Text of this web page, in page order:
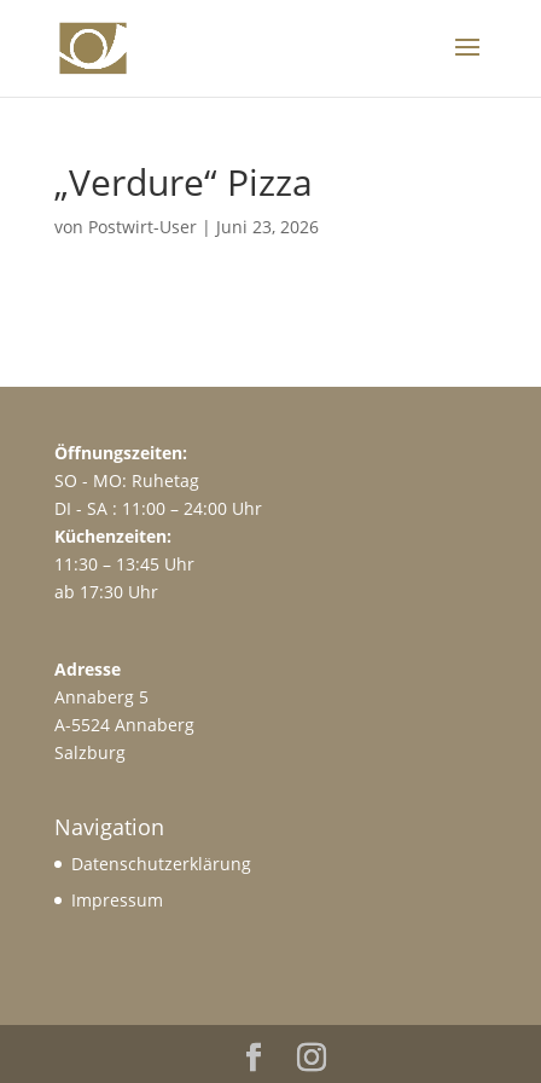
„Verdure“ Pizza
von Postwirt-User| Juni 23, 2026
Öffnungszeiten:
SO - MO: Ruhetag
DI - SA : 11:00 – 24:00 Uhr
Küchenzeiten:
11:30 – 13:45 Uhr
ab 17:30 Uhr
Adresse
Annaberg 5
A-5524 Annaberg
Salzburg
Navigation
Datenschutzerklärung
Impressum